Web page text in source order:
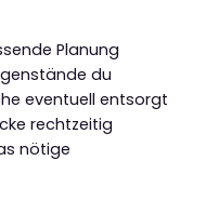
Planung
du
eventuell entsorgt
rechtzeitig
nötige